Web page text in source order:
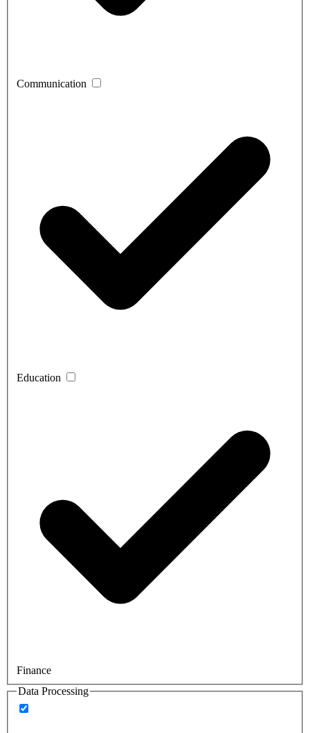
Communication
Education
Finance
Data Processing